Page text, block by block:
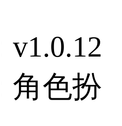
v1.0.12
角色扮